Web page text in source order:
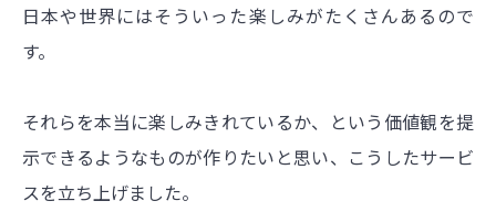
日本や世界にはそういった楽しみがたくさんあるので
す。
それらを本当に楽しみきれているか、という価値観を提
示できるようなものが作りたいと思い、こうしたサービ
スを立ち上げました。